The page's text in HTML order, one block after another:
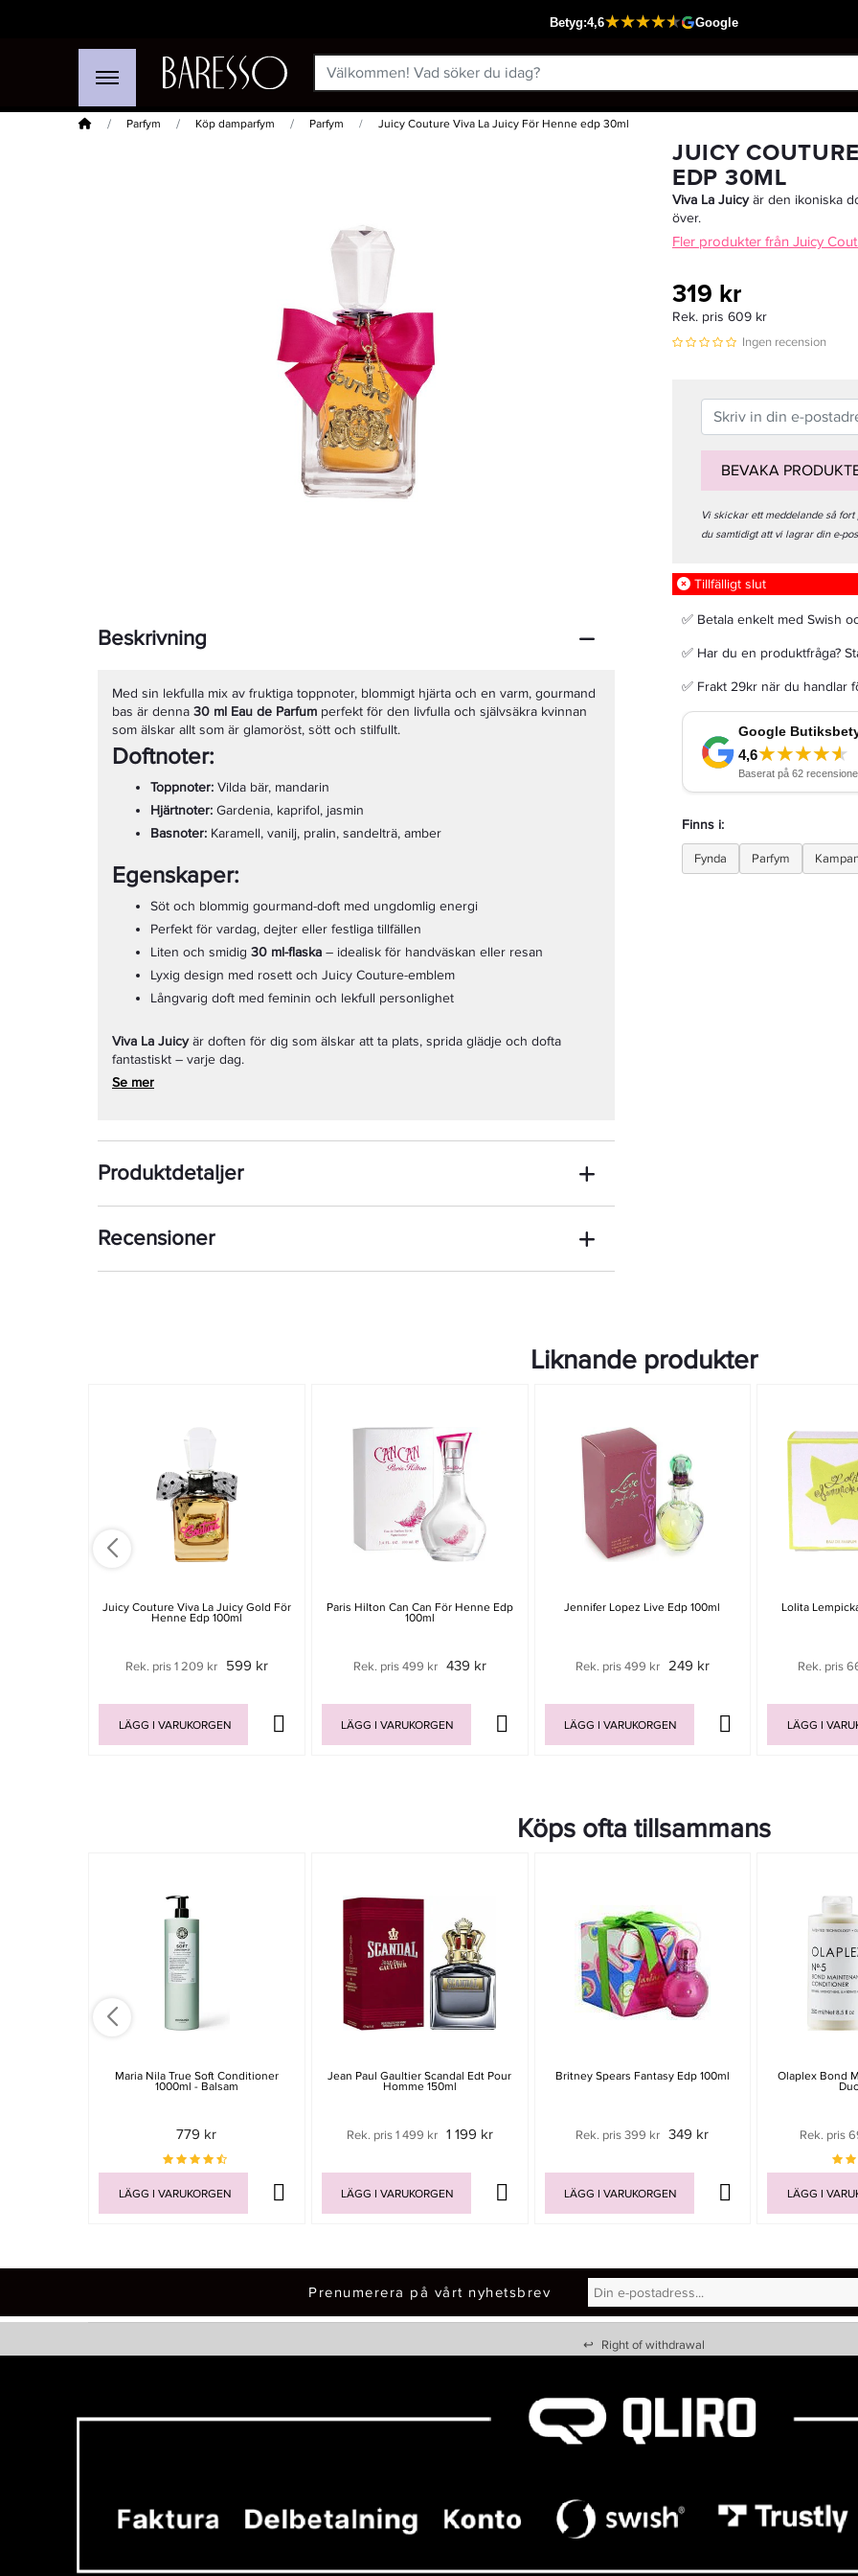
Hem Parfym Köp damparfym Parfym Juicy Couture Viva La Juicy För Henne edp 30ml
Passar din varukorg
Matrix Total Results Curl Please Shampoo 300ml - Schampo
169,15 kr
Beskrivning
Med sin lekfulla mix av fruktiga toppnoter, blommigt hjärta och en varm, gourmand
bas är denna 30 ml Eau de Parfum perfekt för den livfulla och självsäkra kvinnan
som älskar allt som är glamoröst, sött och stilfullt.
Doftnoter:
Toppnoter: Vilda bär, mandarin
Hjärtnoter: Gardenia, kaprifol, jasmin
Basnoter: Karamell, vanilj, pralin, sandelträ, amber
Egenskaper:
Söt och blommig gourmand-doft med ungdomlig energi
Perfekt för vardag, dejter eller festliga tillfällen
Liten och smidig 30 ml-flaska – idealisk för handväskan eller resan
Lyxig design med rosett och Juicy Couture-emblem
Långvarig doft med feminin och lekfull personlighet
Viva La Juicyär doften för dig som älskar att ta plats, sprida glädje och dofta
fantastiskt – varje dag.
Se mer
Produktdetaljer
Recensioner
JUICY
EDP 30ML
Viva La Juicyär den ikoniska
över.
Fler produkter från Juicy
319 kr
Rek. pris 609 kr
Ingen recension
BEVAKA
Vi skickar ett meddelande så
du samtidigt att vi lagrar din e-
Tillfälligt slut
✅ Betala enkelt med Swish
✅ Har du en produktfråga?
✅ Frakt 29kr när du handlar
Finns i:
Fynda Parfym
Liknande produkter
Juicy Couture Viva La Juicy Gold För
Henne Edp 100ml
Rek. pris 1 209 kr 599 kr
LÄGG I VARUKORGEN
Paris Hilton Can Can För Henne Edp
100ml
Rek. pris 499 kr 439 kr
LÄGG I VARUKORGEN
Jennifer Lopez Live Edp 100ml
Rek. pris 499 kr 249 kr
LÄGG I VARUKORGEN
Lolita
Rek. pris
LÄGG I
Köps ofta tillsammans
Maria Nila True Soft Conditioner
1000ml - Balsam
779 kr
LÄGG I VARUKORGEN
Jean Paul Gaultier Scandal Edt Pour
Homme 150ml
Rek. pris 1 499 kr 1 199 kr
LÄGG I VARUKORGEN
Britney Spears Fantasy Edp 100ml
Rek. pris 399 kr 349 kr
LÄGG I VARUKORGEN
Olaplex Bond
Rek. pris
LÄGG I
Prenumerera på vårt nyhetsbrev
↩ Right of withdrawal